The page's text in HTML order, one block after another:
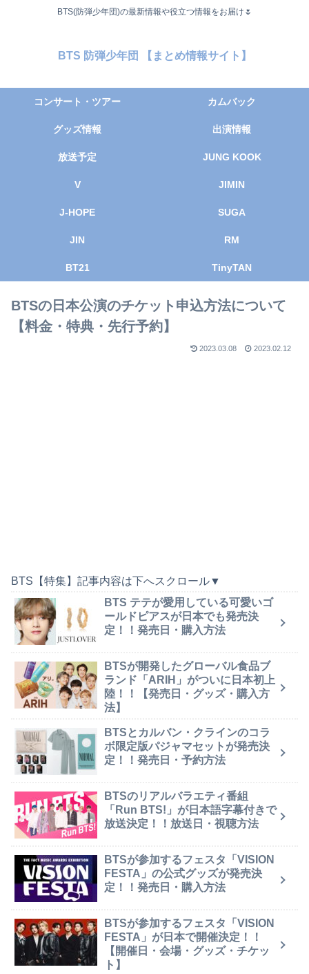
BTS(防弾少年団)の最新情報や役立つ情報をお届け🌷
BTS 防弾少年団 【まとめ情報サイト】
コンサート・ツアー カムバック
グッズ情報 出演情報
放送予定 JUNG KOOK
V JIMIN
J-HOPE SUGA
JIN RM
BT21 TinyTAN
BTSの日本公演のチケット申込方法について
【料金・特典・先行予約】
2023.03.08 2023.02.12
BTS【特集】記事内容は下へスクロール▼
BTS テテが愛用している可愛いゴ
ールドピアスが日本でも発売決
定！！発売日・購入方法
BTSが開発したグローバル食品ブ
ランド「ARIH」がついに日本初上
陸！！【発売日・グッズ・購入方
法】
BTSとカルバン・クラインのコラ
ボ限定版パジャマセットが発売決
定！！発売日・予約方法
BTSのリアルバラエティ番組
「Run BTS!」が日本語字幕付きで
放送決定！！放送日・視聴方法
BTSが参加するフェスタ「VISION
FESTA」の公式グッズが発売決
定！！発売日・購入方法
BTSが参加するフェスタ「VISION
FESTA」が日本で開催決定！！
【開催日・会場・グッズ・チケッ
ト】